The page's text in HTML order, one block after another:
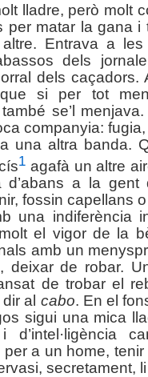
lladre, però molt
per matar la gana i
Entrava a
dels
dels caçadors.
que si per tot
se’l
companyia:
una altra banda.
1 agafà un altre
d’abans a la gent
fossin capellans
una indiferència
el vigor de la
amb un
deixar de robar.
de trobar el
al cabo. En el
sigui una mica
d’intel·ligència
per a un home,
secretament,